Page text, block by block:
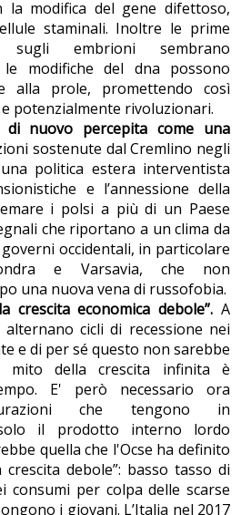
la modifica del gene difettoso,
staminali. Inoltre le prime
sugli embrioni sembrano
modifiche del dna possono
alla prole, promettendo così
potenzialmente rivoluzionari.
di nuovo percepita come una
sostenute dal Cremlino negli
politica estera interventista
e l’annessione della
i polsi a più di un Paese
che riportano a un clima da
occidentali, in particolare
e Varsavia, che non
una nuova vena di russofobia.
crescita economica debole”. A
cicli di recessione nei
e di per sé questo non sarebbe
mito della crescita infinita è
E' però necessario ora
che tengono in
solo il prodotto interno lordo
quella che l'Ocse ha definito
debole”: basso tasso di
consumi per colpa delle scarse
i giovani. L’Italia nel 2017